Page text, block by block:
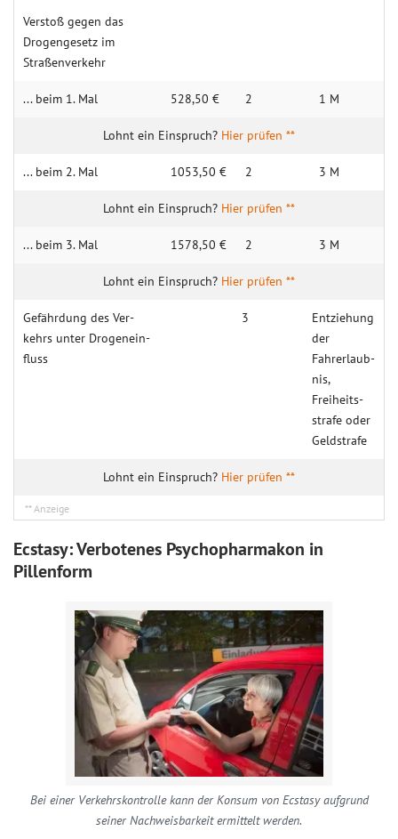
Vers­toß gegen das
Drogen­gesetz im
Straßen­verkehr
... beim 1. Mal 528,50 € 2 1 M
Hier prüfen **
... beim 2. Mal 1053,50 € 2 3 M
Hier prüfen **
... beim 3. Mal 1578,50 € 2 3 M
Hier prüfen **
Gefähr­dung des Ver­
kehrs unter Drogen­ein­
fluss
3
Entziehung
der
Fahrerlaub­
nis,
Freiheits­
strafe oder
Geldstrafe
Hier prüfen **
Ecstasy: Verbotenes Psychopharmakon in
Pillenform
Bei einer Verkehrskontrolle kann der Konsum von Ecstasy aufgrund
seiner Nachweisbarkeit ermittelt werden.